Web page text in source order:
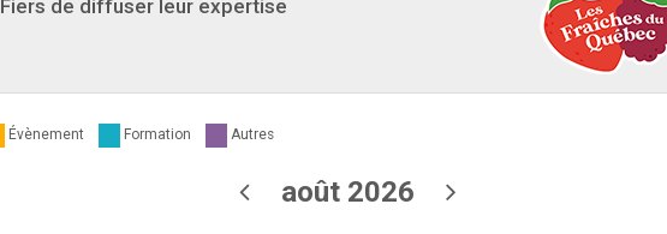
Fiers de diffuser leur expertise
Évènement Formation Autres
août 2026